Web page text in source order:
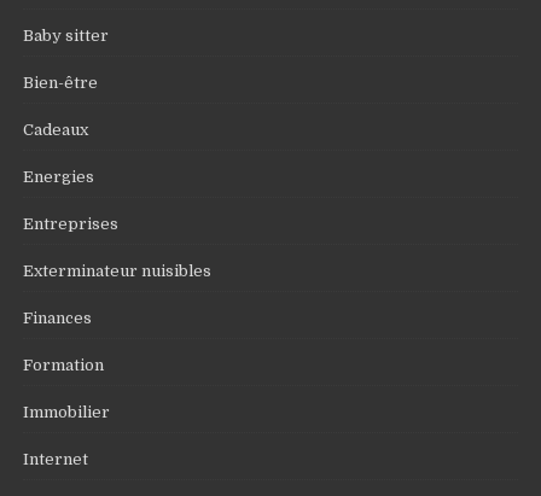
Baby sitter
Bien-être
Cadeaux
Energies
Entreprises
Exterminateur nuisibles
Finances
Formation
Immobilier
Internet